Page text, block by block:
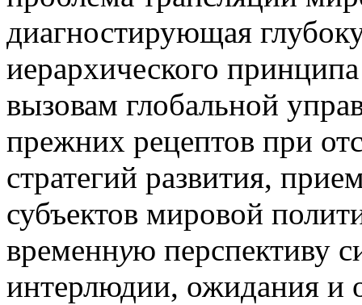
диагностирующая
иерархического
вызовам глобальной
прежних рецептов при
стратегий развития,
субъектов мировой
временную перспективу
интерлюдии, ожидания и